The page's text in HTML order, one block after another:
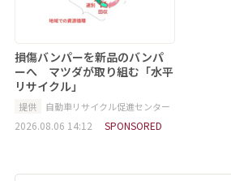
損傷バンパーを新品のバンパ
ーへ マツダが取り組む「水平
リサイクル」
提供 自動車リサイクル促進センター
2026.08.06 14:12 SPONSORED